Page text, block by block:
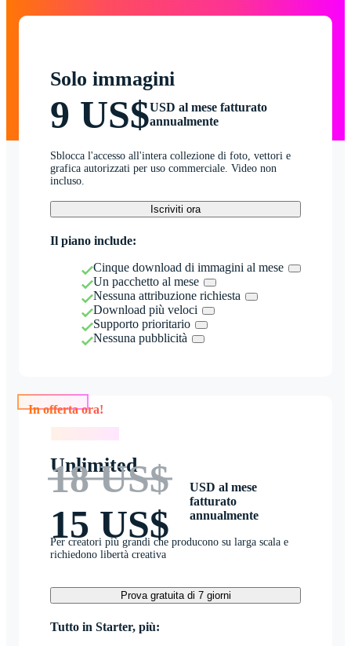
Solo immagini
9 US$USD al mese fatturato
annualmente
Sblocca l'accesso all'intera collezione di foto, vettori e
grafica autorizzati per uso commerciale. Video non
incluso.
Iscriviti ora
Il piano include:
Cinque download di immagini al mese
Un pacchetto al mese
Nessuna attribuzione richiesta
Download più veloci
Supporto prioritario
Nessuna pubblicità
Unlimited
18 US$
15 US$
USD al mese
fatturato
annualmente
Per creatori più grandi che producono su larga scala e
richiedono libertà creativa
Prova gratuita di 7 giorni
Tutto in Starter, più: